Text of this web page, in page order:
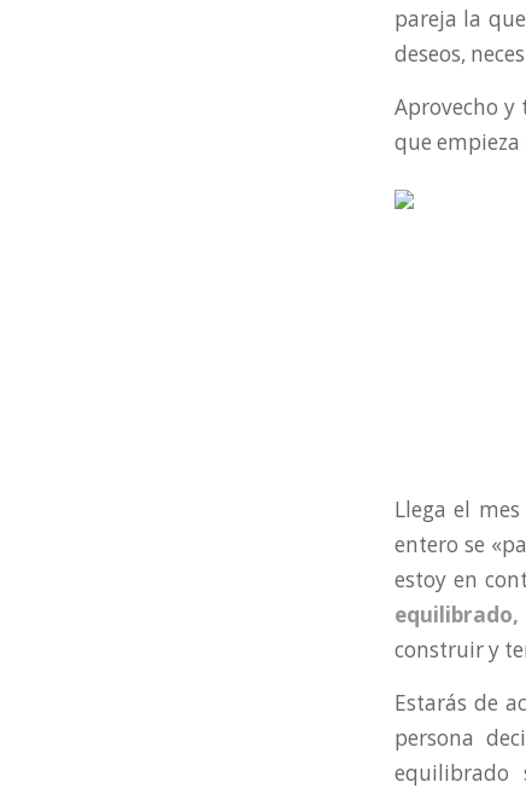
pareja la
deseos,
Aprovecho y
que
Llega el
entero se
estoy en
construir y
Estarás de
persona